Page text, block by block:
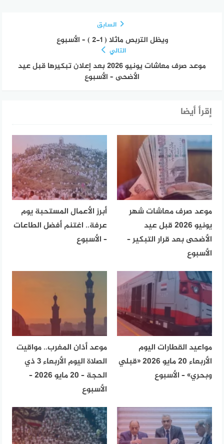
السابق
ويظل التربص ماثلا ( ١-٢ ) – الأسبوع
التالي
موعد صرف معاشات يونيو 2026 بعد إعلان تبكيرها قبل عيد
الأضحى – الأسبوع
إقرأ أيضا
موعد صرف معاشات شهر
يونيو 2026 قبل عيد
الأضحى بعد قرار التبكير –
الأسبوع
أبرز الأعمال المستحبة يوم
عرفة.. اغتنم أفضل الطاعات
– الأسبوع
مواعيد القطارات اليوم
الأربعاء 20 مايو 2026 «قبلي
وبحري» – الأسبوع
موعد أذان المغرب.. مواقيت
الصلاة اليوم الأربعاء 3 ذي
الحجة – 20 مايو 2026 –
الأسبوع